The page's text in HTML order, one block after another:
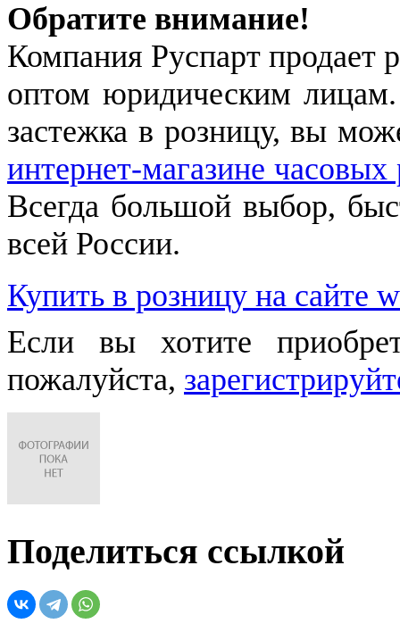
Обратите внимание!
Компания Руспарт продает
оптом юридическим
застежка в розницу, вы
интернет-магазине
Всегда большой выбор,
всей России.
Купить в розницу на сайте
Если вы хотите
пожалуйста,
Поделиться ссылкой